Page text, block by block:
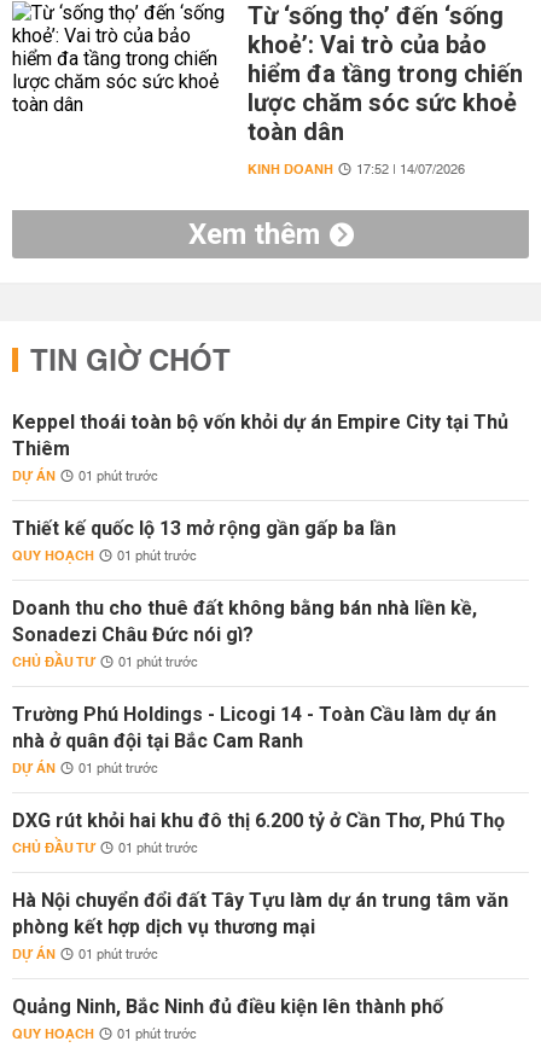
Từ ‘sống thọ’ đến ‘sống
khoẻ’: Vai trò của bảo
hiểm đa tầng trong chiến
lược chăm sóc sức khoẻ
toàn dân
KINH DOANH 17:52 | 14/07/2026
Xem thêm
TIN GIỜ CHÓT
Keppel thoái toàn bộ vốn khỏi dự án Empire City tại Thủ
Thiêm
DỰ ÁN 01 phút trước
Thiết kế quốc lộ 13 mở rộng gần gấp ba lần
QUY HOẠCH 01 phút trước
Doanh thu cho thuê đất không bằng bán nhà liền kề,
Sonadezi Châu Đức nói gì?
CHỦ ĐẦU TƯ 01 phút trước
Trường Phú Holdings - Licogi 14 - Toàn Cầu làm dự án
nhà ở quân đội tại Bắc Cam Ranh
DỰ ÁN 01 phút trước
DXG rút khỏi hai khu đô thị 6.200 tỷ ở Cần Thơ, Phú Thọ
CHỦ ĐẦU TƯ 01 phút trước
Hà Nội chuyển đổi đất Tây Tựu làm dự án trung tâm văn
phòng kết hợp dịch vụ thương mại
DỰ ÁN 01 phút trước
Quảng Ninh, Bắc Ninh đủ điều kiện lên thành phố
QUY HOẠCH 01 phút trước